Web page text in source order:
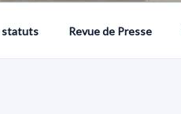
statuts Revue de Presse